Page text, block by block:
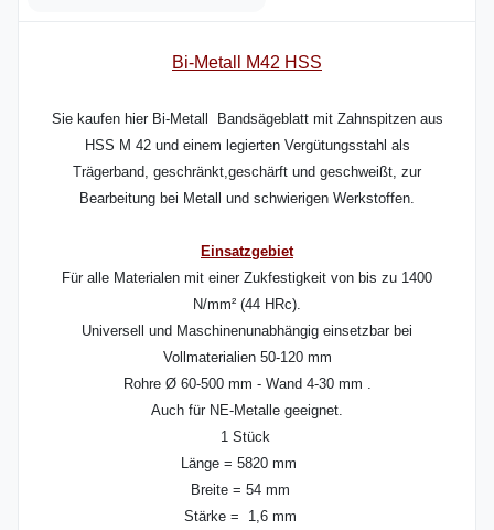
Bi-Metall M42 HSS
Sie kaufen hier Bi-Metall Bandsägeblatt mit Zahnspitzen aus
HSS M 42 und einem legierten Vergütungsstahl als
Trägerband, geschränkt,geschärft und geschweißt, zur
Bearbeitung bei Metall und schwierigen Werkstoffen.
Einsatzgebiet
Für alle Materialen mit einer Zukfestigkeit von bis zu 1400
N/mm² (44 HRc).
Universell und Maschinenunabhängig einsetzbar bei
Vollmaterialien 50-120 mm
Rohre Ø 60-500 mm - Wand 4-30 mm .
Auch für NE-Metalle geeignet.
1 Stück
Länge = 5820 mm
Breite = 54 mm
Stärke = 1,6 mm